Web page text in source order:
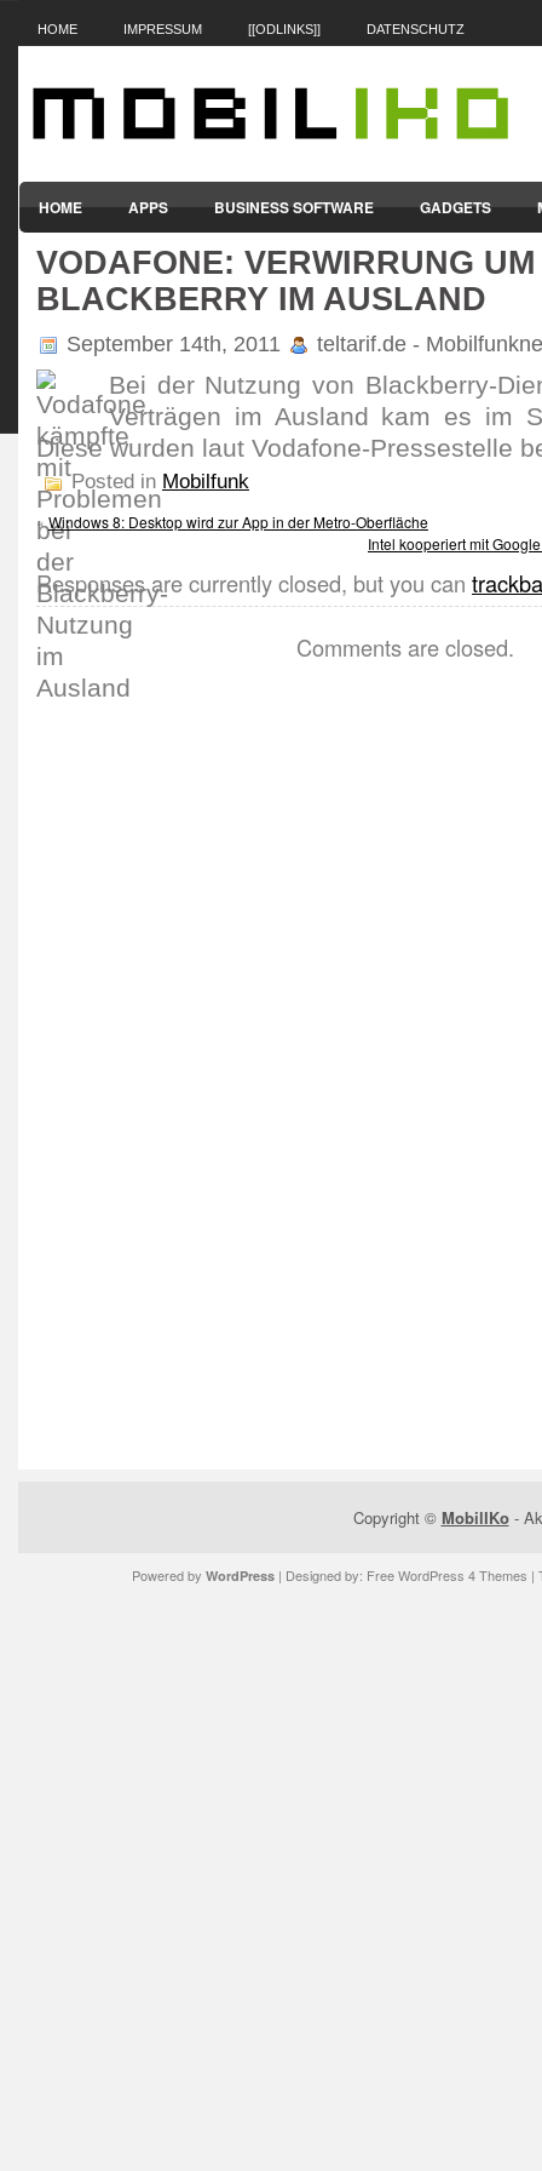
HOME IMPRESSUM [[ODLINKS]] DATENSCHUTZ
HOME APPS BUSINESS SOFTWARE GADGETS
SMARTPHONES & HANDYS TABLET-PCS VERTRÄGE &
VODAFONE: VERWIRRUNG
BLACKBERRY IM AUSLAND
September 14th, 2011 teltarif.de -
Bei der Nutzung von Blackberry-
Verträgen im Ausland kam es im
Diese wurden laut Vodafone-Pressestelle
Posted in Mobilfunk
«Windows 8: Desktop wird zur App in der Metro-Oberfläche
Intel kooperiert mit
Responses are currently closed, but you can
Comments are closed.
Copyright © MobilIKo-
Powered by WordPress| Designed by: Free WordPress 4 Themes |